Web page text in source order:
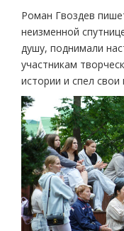
Роман Гвоздев
неизменной
душу, поднимали
участникам
истории и спел свои